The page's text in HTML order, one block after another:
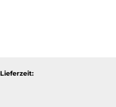
Lieferzeit: